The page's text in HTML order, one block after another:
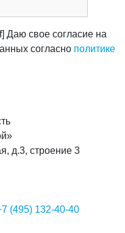
Даю свое согласие на
согласно политике
д.3, строение 3
(495) 132-40-40